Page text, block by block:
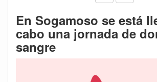
En Sogamoso se está
cabo una jornada de
sangre